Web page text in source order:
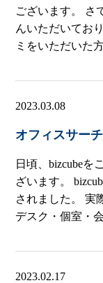
ございます。 さ
んいただいてお
ミをいただいた
2023.03.08
オフィスサー
日頃、bizcubeを
ざいます。
されました。 実
デスク・個室・
2023.02.17